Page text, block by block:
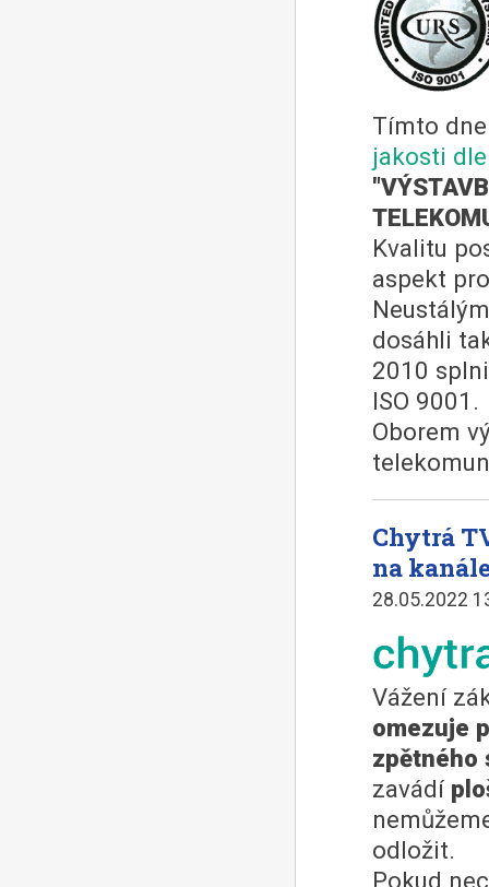
Tímto
jakosti
Kvalitu
aspekt
dosáhli
2010
ISO 9001.
Oborem
Chytrá
na
28.05.2022
Vážení
omezuje
zpětného
zavádí
odložit.
Pokud